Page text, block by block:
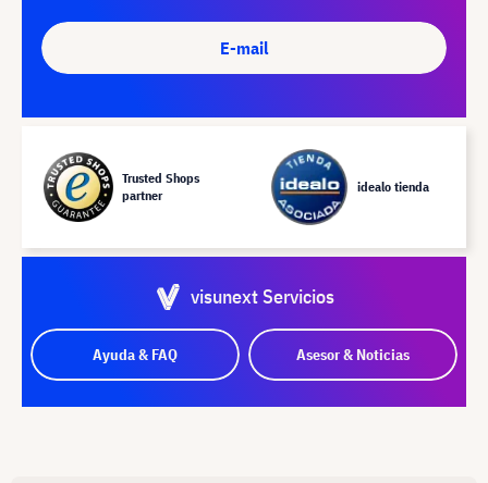
E-mail
Trusted Shops
partner
idealo tienda
visunext Servicios
Ayuda & FAQ Asesor & Noticias